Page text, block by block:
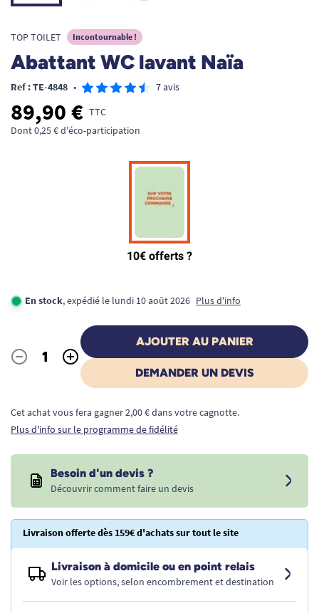
TOP TOILET Incontournable !
Abattant WC lavant Naïa
Ref : TE-4848 • 7 avis
89,90 € TTC
Dont 0,25 € d'éco-participation
En stock, expédié le lundi 10 août 2026 Plus d'info
Quantité
- +
AJOUTER AU PANIER
DEMANDER UN DEVIS
Cet achat vous fera gagner 2,00 € dans votre cagnotte.
Plus d'info sur le programme de fidélité
Besoin d'un devis ?
Découvrir comment faire un devis
Livraison offerte dès 159€ d'achats sur tout le site
Livraison à domicile ou en point relais
Voir les options, selon encombrement et destination